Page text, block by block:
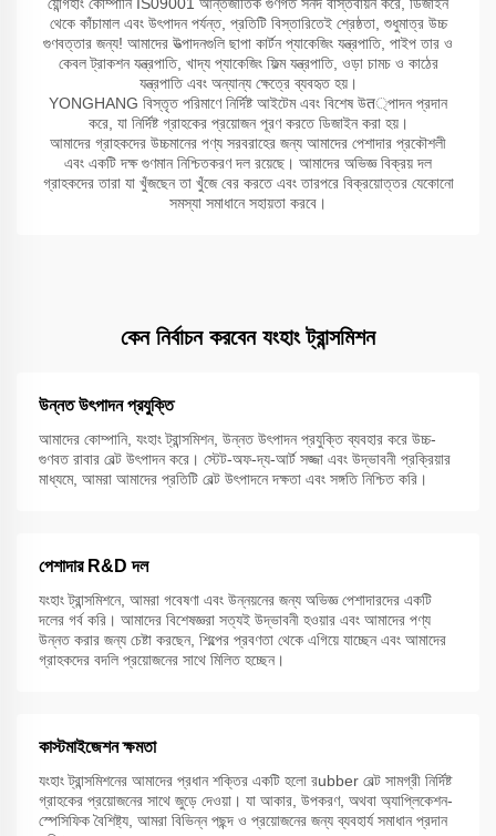
থেকে কাঁচামাল এবং উৎপাদন পর্যন্ত, প্রতিটি বিস্তারিতেই শ্রেষ্ঠতা, শুধুমাত্র উচ্চ
গুণবত্তার জন্য! আমাদের উত্পাদনগুলি ছাপা কার্টন প্যাকেজিং যন্ত্রপাতি, পাইপ তার ও
কেবল ট্রাকশন যন্ত্রপাতি, খাদ্য প্যাকেজিং ফিল্ম যন্ত্রপাতি, ওড়া চামচ ও কাঠের
যন্ত্রপাতি এবং অন্যান্য ক্ষেত্রে ব্যবহৃত হয়।
YONGHANG বিস্তৃত পরিমাণে নির্দিষ্ট আইটেম এবং বিশেষ উत্পাদন প্রদান
করে, যা নির্দিষ্ট গ্রাহকের প্রয়োজন পূরণ করতে ডিজাইন করা হয়।
আমাদের গ্রাহকদের উচ্চমানের পণ্য সরবরাহের জন্য আমাদের পেশাদার প্রকৌশলী
এবং একটি দক্ষ গুণমান নিশ্চিতকরণ দল রয়েছে। আমাদের অভিজ্ঞ বিক্রয় দল
গ্রাহকদের তারা যা খুঁজছেন তা খুঁজে বের করতে এবং তারপরে বিক্রয়োত্তর যেকোনো
সমস্যা সমাধানে সহায়তা করবে।
কেন নির্বাচন করবেন যংহাং ট্রান্সমিশন
উন্নত উৎপাদন প্রযুক্তি
আমাদের কোম্পানি, যংহাং ট্রান্সমিশন, উন্নত উৎপাদন প্রযুক্তি ব্যবহার করে উচ্চ-
গুণবত রাবার বেল্ট উৎপাদন করে। স্টেট-অফ-দ্য-আর্ট সজ্জা এবং উদ্ভাবনী প্রক্রিয়ার
মাধ্যমে, আমরা আমাদের প্রতিটি বেল্ট উৎপাদনে দক্ষতা এবং সঙ্গতি নিশ্চিত করি।
পেশাদার R&D দল
যংহাং ট্রান্সমিশনে, আমরা গবেষণা এবং উন্নয়নের জন্য অভিজ্ঞ পেশাদারদের একটি
দলের গর্ব করি। আমাদের বিশেষজ্ঞরা সত্যই উদ্ভাবনী হওয়ার এবং আমাদের পণ্য
উন্নত করার জন্য চেষ্টা করছেন, শিল্পের প্রবণতা থেকে এগিয়ে যাচ্ছেন এবং আমাদের
গ্রাহকদের বদলি প্রয়োজনের সাথে মিলিত হচ্ছেন।
কাস্টমাইজেশন ক্ষমতা
যংহাং ট্রান্সমিশনের আমাদের প্রধান শক্তির একটি হলো রubber বেল্ট সামগ্রী নির্দিষ্ট
গ্রাহকের প্রয়োজনের সাথে জুড়ে দেওয়া। যা আকার, উপকরণ, অথবা অ্যাপ্লিকেশন-
স্পেসিফিক বৈশিষ্ট্য, আমরা বিভিন্ন পছন্দ ও প্রয়োজনের জন্য ব্যবহার্য সমাধান প্রদান